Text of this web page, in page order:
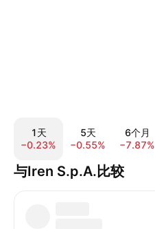
1天
−0.23%
5天
−0.55%
6个月
−7.87%
与Iren S.p.A.比较